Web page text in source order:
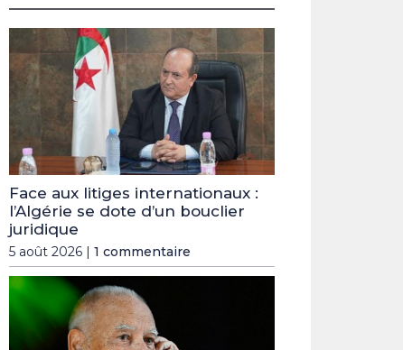
Face aux litiges internationaux :
l’Algérie se dote d’un bouclier
juridique
5 août 2026 | 1 commentaire